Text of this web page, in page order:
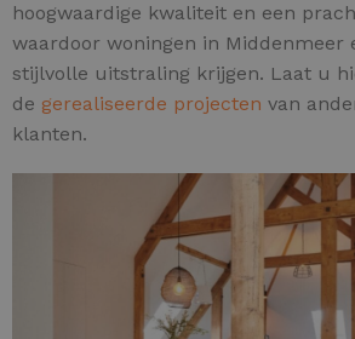
hoogwaardige kwaliteit en een
waardoor woningen in Middenmeer
stijlvolle uitstraling krijgen. Laat u
de gerealiseerde projecten van
klanten.